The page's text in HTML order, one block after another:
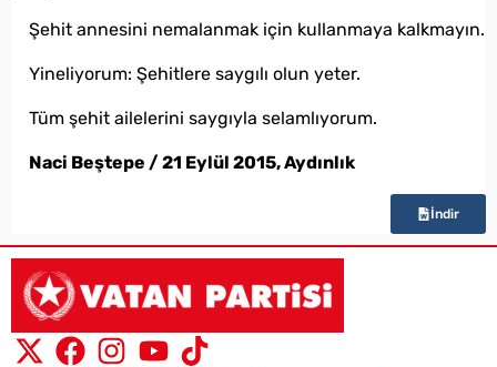
Şehit annesini nemalanmak için kullanmaya kalkmayın.
Yineliyorum: Şehitlere saygılı olun yeter.
Tüm şehit ailelerini saygıyla selamlıyorum.
Naci Beştepe / 21 Eylül 2015, Aydınlık
İndir